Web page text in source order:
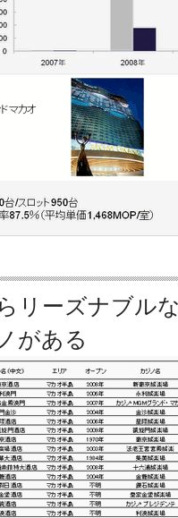
リーズナブル
がある